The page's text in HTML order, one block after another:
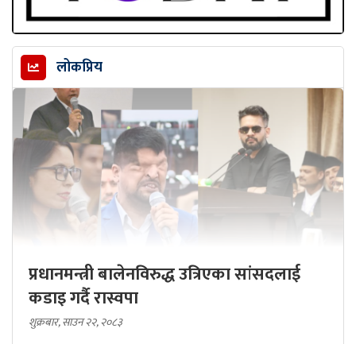
लोकप्रिय
प्रधानमन्त्री बालेनविरुद्ध उत्रिएका सांसदलाई
कडाइ गर्दै रास्वपा
शुक्रबार, साउन २२, २०८३